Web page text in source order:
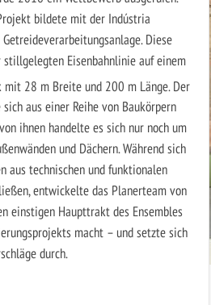
bildete mit der Indústria
Diese
Eisenbahnlinie auf einem
28 m Breite und 200 m Länge. Der
aus einer Reihe von Baukörpern
ihnen handelte es sich nur noch um
und Dächern. Während sich
aus technischen und funktionalen
entwickelte das Planerteam von
einstigen Haupttrakt des Ensembles
macht – und setzte sich
durch.